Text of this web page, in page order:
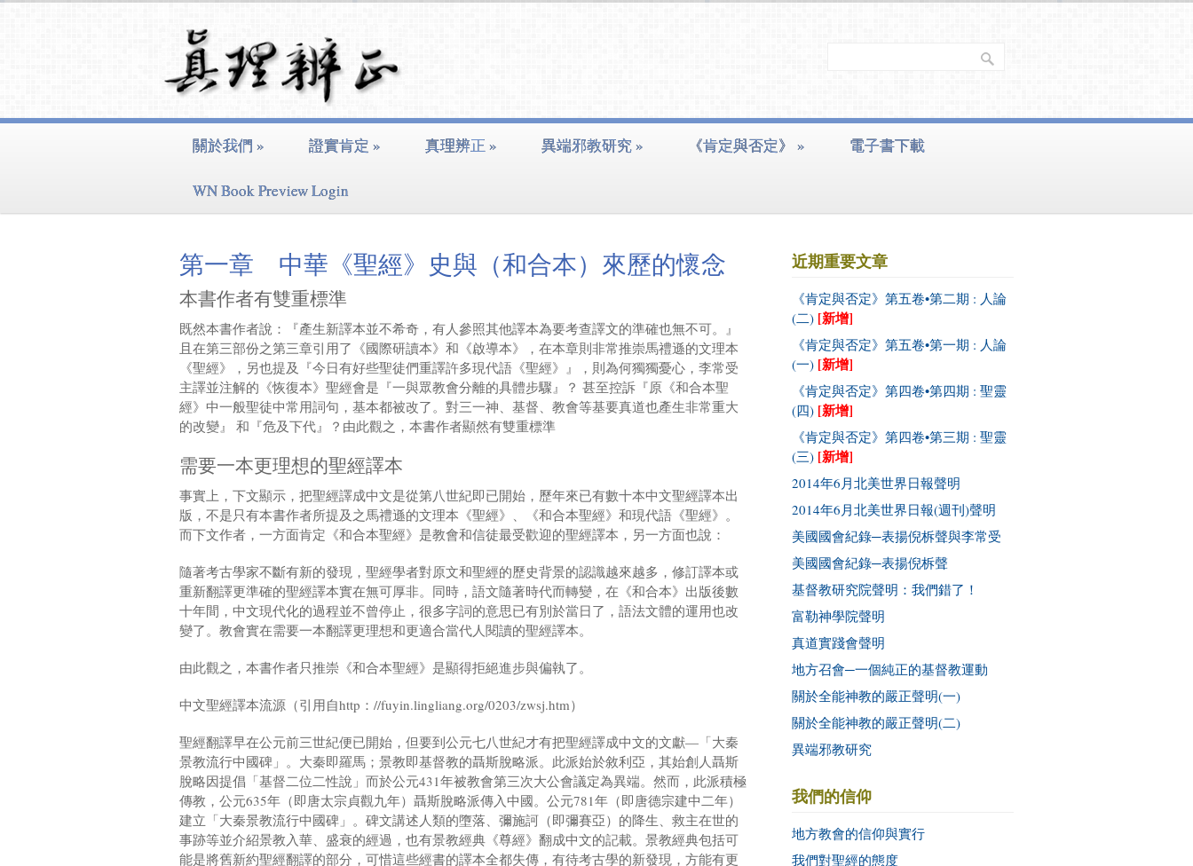
關於我們 » 證實肯定 » 真理辨正 » 異端邪教研究» 《肯定與否定》 » 電子書下載
WN Book Preview Login
第一章 中華《聖經》史與（和合本）來歷的懷念
本書作者有雙重標準
既然本書作者說：『產生新譯本並不希奇，有人參照其他譯本為要考查譯文的準確也無不可。』
且在第三部份之第三章引用了《國際研讀本》和《啟導本》，在本章則非常推崇馬禮遜的文理本
《聖經》，另也提及『今日有好些聖徒們重譯許多現代語《聖經》』，則為何獨獨憂心，李常受
主譯並注解的《恢復本》聖經會是『一與眾教會分離的具體步驟』？ 甚至控訴『原《和合本聖
經》中一般聖徒中常用詞句，基本都被改了。對三一神、基督、教會等基要真道也產生非常重大
的改變』 和『危及下代』？由此觀之，本書作者顯然有雙重標準
需要一本更理想的聖經譯本
事實上，下文顯示，把聖經譯成中文是從第八世紀即已開始，歷年來已有數十本中文聖經譯本出
版，不是只有本書作者所提及之馬禮遜的文理本《聖經》、《和合本聖經》和現代語《聖經》。
而下文作者，一方面肯定《和合本聖經》是教會和信徒最受歡迎的聖經譯本，另一方面也說：
隨著考古學家不斷有新的發現，聖經學者對原文和聖經的歷史背景的認識越來越多，修訂譯本或
重新翻譯更準確的聖經譯本實在無可厚非。同時，語文隨著時代而轉變，在《和合本》出版後數
十年間，中文現代化的過程並不曾停止，很多字詞的意思已有別於當日了，語法文體的運用也改
變了。教會實在需要一本翻譯更理想和更適合當代人閱讀的聖經譯本。
由此觀之，本書作者只推崇《和合本聖經》是顯得拒絕進步與偏執了。
中文聖經譯本流源（引用自http：//fuyin.lingliang.org/0203/zwsj.htm）
聖經翻譯早在公元前三世紀便已開始，但要到公元七八世紀才有把聖經譯成中文的文獻—「大秦
景教流行中國碑」。大秦即羅馬；景教即基督教的聶斯脫略派。此派始於敘利亞，其始創人聶斯
脫略因提倡「基督二位二性說」而於公元431年被教會第三次大公會議定為異端。然而，此派積極
傳教，公元635年（即唐太宗貞觀九年）聶斯脫略派傳入中國。公元781年（即唐德宗建中二年）
建立「大秦景教流行中國碑」。碑文講述人類的墮落、彌施訶（即彌賽亞）的降生、救主在世的
事跡等並介紹景教入華、盛衰的經過，也有景教經典《尊經》翻成中文的記載。景教經典包括可
能是將舊新約聖經翻譯的部分，可惜這些經書的譯本全都失傳，有待考古學的新發現，方能有更
近期重要文章
《肯定與否定》第五卷•第二期 : 人論
(二) [新增]
《肯定與否定》第五卷•第一期 : 人論
(一) [新增]
《肯定與否定》第四卷•第四期 : 聖靈
(四) [新增]
《肯定與否定》第四卷•第三期 : 聖靈
(三) [新增]
2014年6月北美世界日報聲明
2014年6月北美世界日報(週刊)聲明
美國國會紀錄─表揚倪柝聲與李常受
美國國會紀錄─表揚倪柝聲
基督教研究院聲明：我們錯了！
富勒神學院聲明
真道實踐會聲明
地方召會─一個純正的基督教運動
關於全能神教的嚴正聲明(一)
關於全能神教的嚴正聲明(二)
異端邪教研究
我們的信仰
地方教會的信仰與實行
我們對聖經的態度